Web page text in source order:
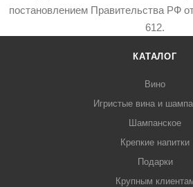
постановлением Правительства РФ
612.
КАТАЛОГ
Вино
Игристые вина и
Шампанское
Крепкие напитки
Подарки
Крупным